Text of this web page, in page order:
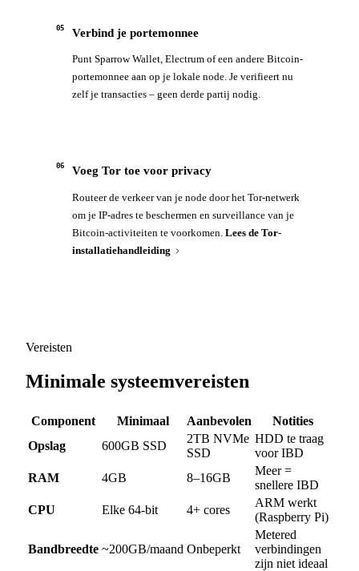
05 Verbind je portemonnee
Punt Sparrow Wallet, Electrum of een andere Bitcoin-
portemonnee aan op je lokale node. Je verifieert nu
zelf je transacties – geen derde partij nodig.
06 Voeg Tor toe voor privacy
Routeer de verkeer van je node door het Tor-netwerk
om je IP-adres te beschermen en surveillance van je
Bitcoin-activiteiten te voorkomen. Lees de Tor-
installatiehandleiding
Vereisten
Minimale systeemvereisten
Component Minimaal Aanbevolen
Notities
Opslag
600GB SSD
2TB NVMe
SSD
HDD te traag
voor IBD
RAM
4GB 8–16GB
Meer =
snellere IBD
CPU
Elke 64-bit 4+ cores
ARM werkt
(Raspberry Pi)
Bandbreedte ~200GB/maand Onbeperkt
Metered
verbindingen
zijn niet ideaal